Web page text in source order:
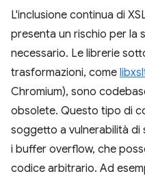
L'inclusione continua di
presenta un rischio per la
necessario. Le librerie
trasformazioni, come
Chromium), sono
obsolete. Questo tipo di
soggetto a vulnerabilità di
i buffer overflow, che
codice arbitrario. Ad